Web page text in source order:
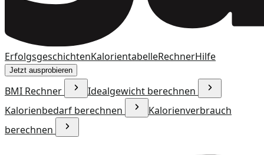
ErfolgsgeschichtenKalorientabelleRechnerHilfe
Jetzt ausprobieren
BMI Rechner
Idealgewicht berechnen
Kalorienbedarf berechnen
Kalorienverbrauch
berechnen